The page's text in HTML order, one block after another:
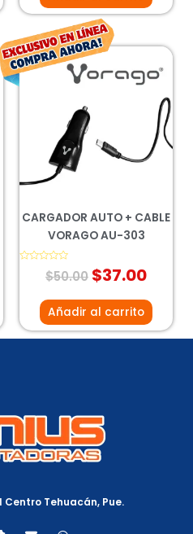
CARGADOR AUTO + CABLE
VORAGO AU-303
Valorado$50.00
El
precio
$50.00.
$37.00
es:
Añadir al carrito
Tehuacán, Pue.
T E W